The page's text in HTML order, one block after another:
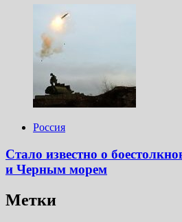
Россия
Стало известно о
и Черным морем
Метки